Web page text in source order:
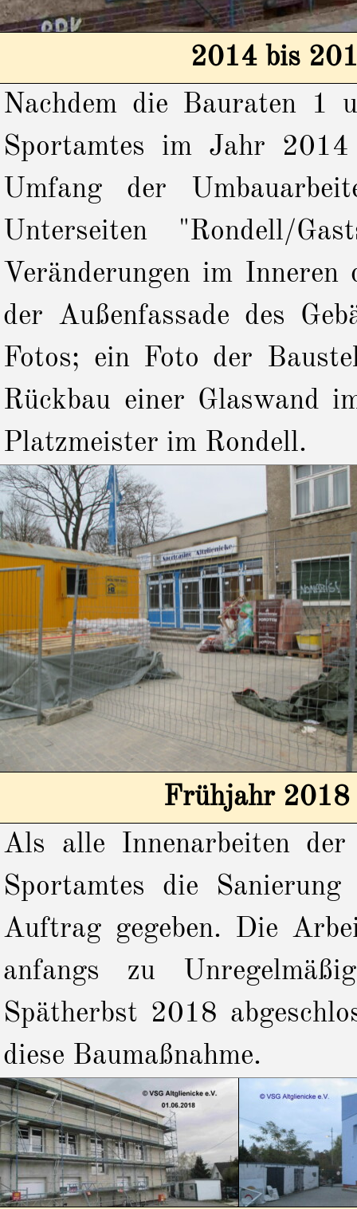
2014 bis
Nachdem die Bauraten 1
Sportamtes im Jahr
Umfang der
Unterseiten "Rondell/
Veränderungen im Inneren
der Außenfassade des
Fotos; ein Foto der
Rückbau einer Glaswand
Platzmeister im Rondell.
Frühjahr 2018
Als alle Innenarbeiten
Sportamtes die Sanierung
Auftrag gegeben. Die
anfangs zu
Spätherbst 2018
diese Baumaßnahme.